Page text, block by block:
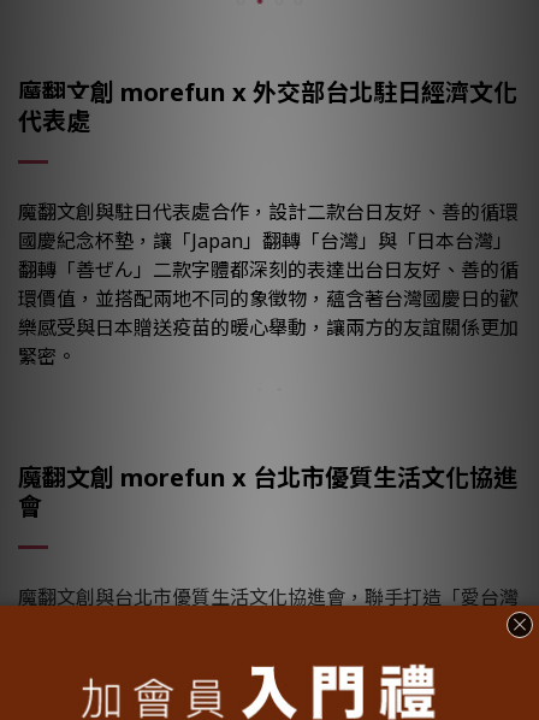
魔翻文創 morefun x 外交部台北駐日經濟文化
代表處
魔翻文創與駐日代表處合作，設計二款台日友好、善的循環
國慶紀念杯墊，讓「Japan」翻轉「台灣」與「日本台灣」
翻轉「善ぜん」二款字體都深刻的表達出台日友好、善的循
環價值，並搭配兩地不同的象徵物，蘊含著台灣國慶日的歡
樂感受與日本贈送疫苗的暖心舉動，讓兩方的友誼關係更加
緊密。
魔翻文創 morefun x 台北市優質生活文化協進
會
魔翻文創與台北市優質生活文化協進會，聯手打造「愛台灣
情意，另一方面又有保護動物的愛心。